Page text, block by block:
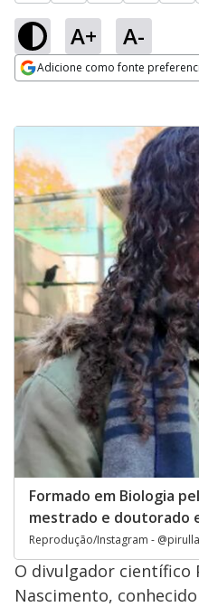
A+ A-
Adicione como fonte
Formado em Biologia
mestrado e doutorado
Reprodução/Instagram -
O divulgador científico
Nascimento,